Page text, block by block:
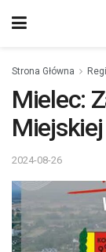
Strona Główna
Mielec:
2024-08-26